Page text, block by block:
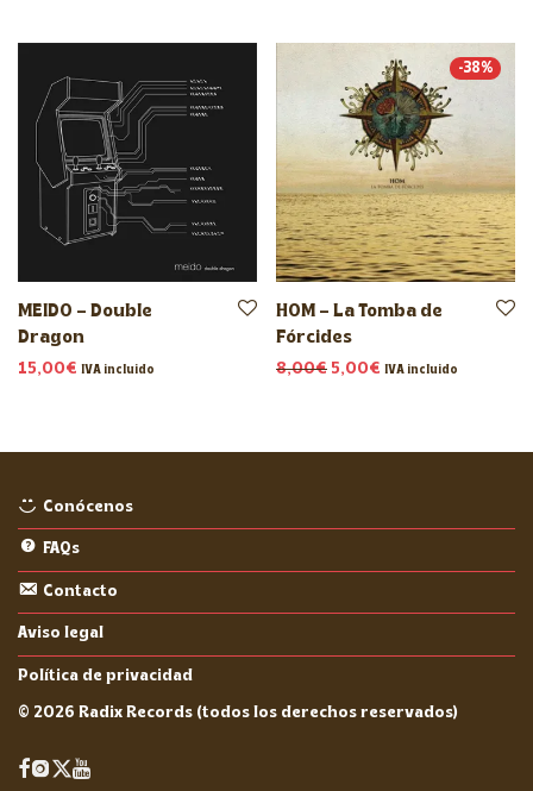
MEIDO – Double
Dragon
15,00€ IVA incluido
-38%
HOM – La Tomba de
Fórcides
8,00€ El precio original era:
5,00€ El precio actual
IVA incluido
Conócenos
FAQs
Contacto
Aviso legal
Política de privacidad
© 2026 Radix Records (todos los derechos reservados)